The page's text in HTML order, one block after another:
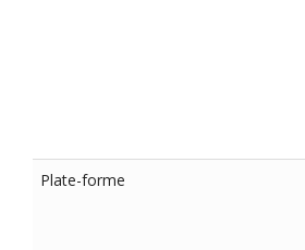
Plate-forme